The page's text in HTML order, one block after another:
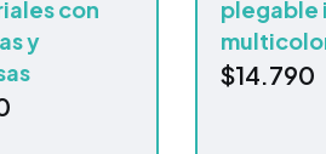
con
y
plegable
$14.790